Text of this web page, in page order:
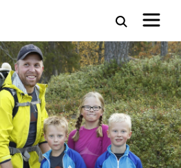
Avaa